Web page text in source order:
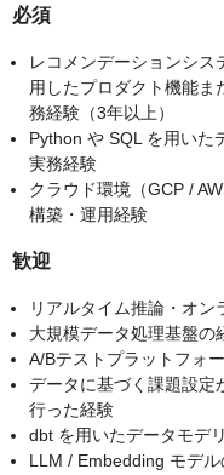
必須
レコメンデーションシ
用したプロダクト機能
務経験（3年以上）
Python や SQL を用いた
実務経験
クラウド環境（GCP /
構築・運用経験
歓迎
リアルタイム推論・オ
大規模データ処理基盤の
A/Bテストプラットフォ
データに基づく課題設定
行った経験
dbt を用いたデータモデ
LLM / Embedding モデ